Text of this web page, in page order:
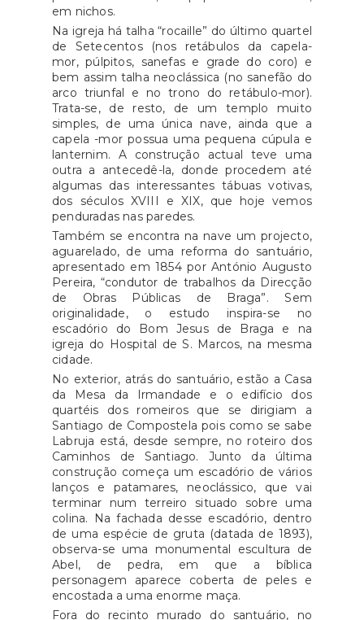
em nichos.
Na igreja há talha “rocaille” do último quartel
de Setecentos (nos retábulos da capela-
mor, púlpitos, sanefas e grade do coro) e
bem assim talha neoclássica (no sanefão do
arco triunfal e no trono do retábulo-mor).
Trata-se, de resto, de um templo muito
simples, de uma única nave, ainda que a
capela -mor possua uma pequena cúpula e
lanternim. A construção actual teve uma
outra a antecedê-la, donde procedem até
algumas das interessantes tábuas votivas,
dos séculos XVIII e XIX, que hoje vemos
penduradas nas paredes.
Também se encontra na nave um projecto,
aguarelado, de uma reforma do santuário,
apresentado em 1854 por António Augusto
Pereira, “condutor de trabalhos da Direcção
de Obras Públicas de Braga”. Sem
originalidade, o estudo inspira-se no
escadório do Bom Jesus de Braga e na
igreja do Hospital de S. Marcos, na mesma
cidade.
No exterior, atrás do santuário, estão a Casa
da Mesa da Irmandade e o edifício dos
quartéis dos romeiros que se dirigiam a
Santiago de Compostela pois como se sabe
Labruja está, desde sempre, no roteiro dos
Caminhos de Santiago. Junto da última
construção começa um escadório de vários
lanços e patamares, neoclássico, que vai
terminar num terreiro situado sobre uma
colina. Na fachada desse escadório, dentro
de uma espécie de gruta (datada de 1893),
observa-se uma monumental escultura de
Abel, de pedra, em que a bíblica
personagem aparece coberta de peles e
encostada a uma enorme maça.
Fora do recinto murado do santuário, no